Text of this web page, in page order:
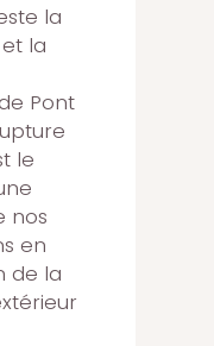
la
la
Pont
le
nos
en
de la